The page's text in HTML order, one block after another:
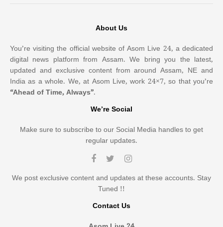
About Us
You’re visiting the official website of Asom Live 24, a dedicated
digital news platform from Assam. We bring you the latest,
updated and exclusive content from around Assam, NE and
India as a whole. We, at Asom Live, work 24×7, so that you’re
“Ahead of Time, Always”.
We’re Social
Make sure to subscribe to our Social Media handles to get
regular updates.
We post exclusive content and updates at these accounts. Stay
Tuned !!
Contact Us